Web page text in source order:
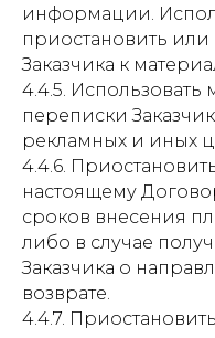
информации.
приостановить или
Заказчика к
4.4.5.
переписки
рекламных и иных
4.4.6.
настоящему
сроков внесения
либо в случае
Заказчика о
возврате.
4.4.7.